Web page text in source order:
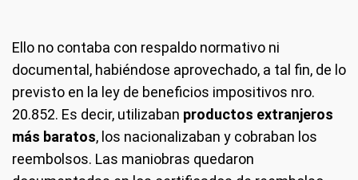
Ello no contaba con respaldo normativo ni
documental, habiéndose aprovechado, a tal fin, de lo
previsto en la ley de beneficios impositivos nro.
20.852. Es decir, utilizaban productos extranjeros
más baratos, los nacionalizaban y cobraban los
reembolsos. Las maniobras quedaron